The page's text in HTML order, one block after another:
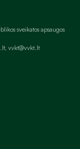
sveikatos apsaugos
vvkt@vvkt.lt